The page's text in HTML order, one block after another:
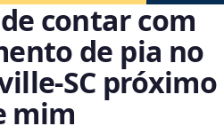
contar com
de pia no
próximo
mim